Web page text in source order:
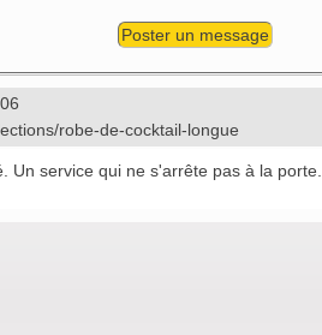
Poster un message
robe-de-cocktail-longue
Un service qui ne s'arrête pas à la porte.